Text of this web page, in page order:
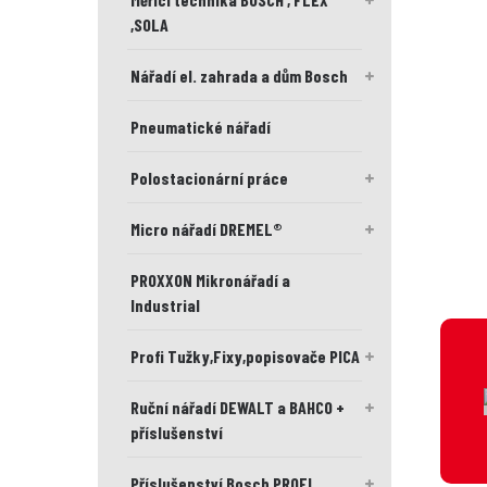
,SOLA
Nářadí el. zahrada a dům Bosch
Pneumatické nářadí
Polostacionární práce
Micro nářadí DREMEL®
PROXXON Mikronářadí a
Industrial
Profi Tužky,Fixy,popisovače PICA
Ruční nářadí DEWALT a BAHCO +
příslušenství